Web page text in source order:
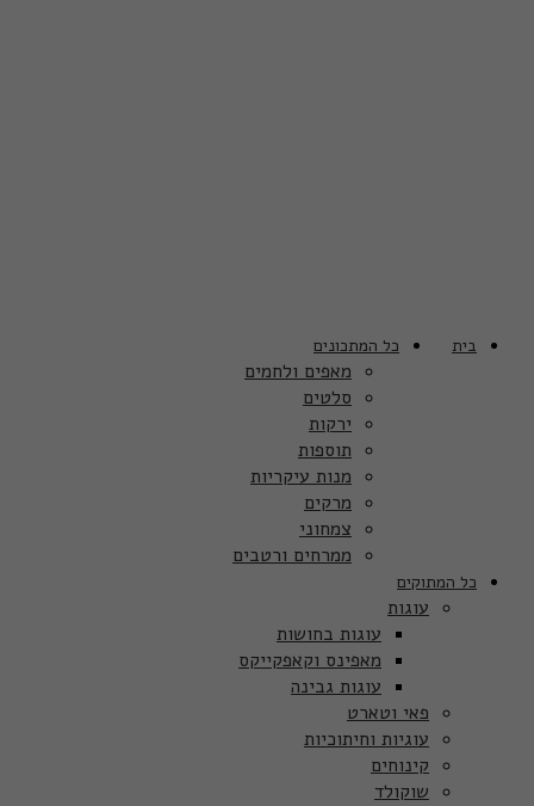
בית כל המתכונים
מאפים ולחמים
סלטים
ירקות
תוספות
מנות עיקריות
מרקים
צמחוני
ממרחים ורטבים
כל המתוקים
עוגות
עוגות בחושות
מאפינס וקאפקייקס
עוגות גבינה
פאי וטארט
עוגיות וחיתוכיות
קינוחים
שוקולד